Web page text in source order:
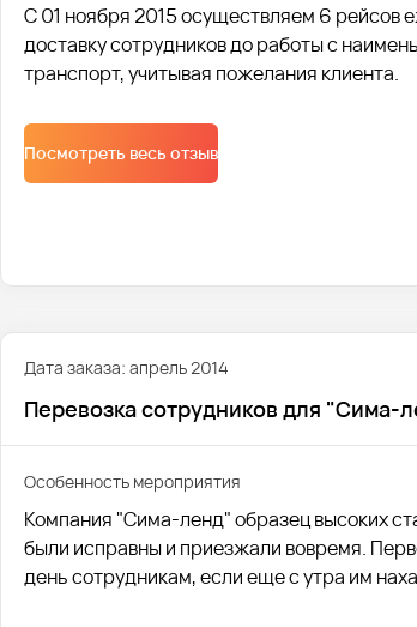
С 01 ноября 2015 осуществляем 6 рейсов
доставку сотрудников до работы с
транспорт, учитывая пожелания клиента.
Посмотреть весь отзыв
Дата заказа: апрель 2014
Перевозка сотрудников для "Сима-
Особенность мероприятия
Компания "Сима-ленд" образец высоких
были исправны и приезжали вовремя.
день сотрудникам, если еще с утра им